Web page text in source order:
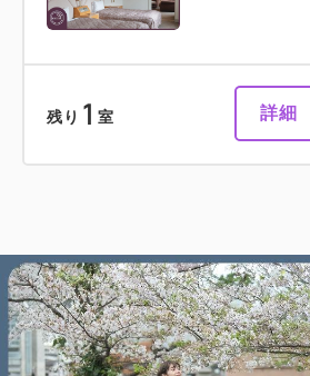
残り 1 室 詳細